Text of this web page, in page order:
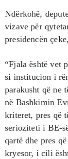
Ndërkohë,
vizave për
presidencën
“Fjala është vet
si institucion i
parakusht që ne
në Bashkimin
kriteret, pres që
serioziteti i BE-
qartë dhe pres
kryesor, i cili